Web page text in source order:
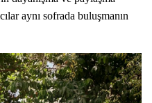
aynı sofrada buluşmanın